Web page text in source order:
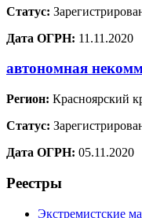
Статус:
Дата ОГРН: 11.11.2020
автономная
Регион: Красноярский
Статус:
Дата ОГРН: 05.11.2020
Реестры
Экстремистские